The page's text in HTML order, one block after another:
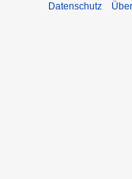
Datenschutz